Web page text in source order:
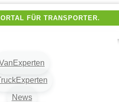
FÜR TRANSPORTER.
News